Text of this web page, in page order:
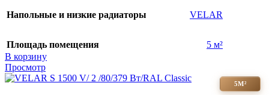
Напольные и низкие радиаторы VELAR
Площадь помещения
5 м²
В корзину
Просмотр
5М²